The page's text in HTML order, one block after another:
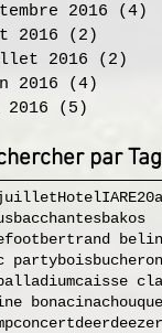
2016
(4)
2016
(2)
2016
(2)
2016
(4)
2016
(5)
par
HotelIARE20
bacchantesbakos
bertrand belin
partyboisbucheron
caisse
bonacina
concertdeerdeezer